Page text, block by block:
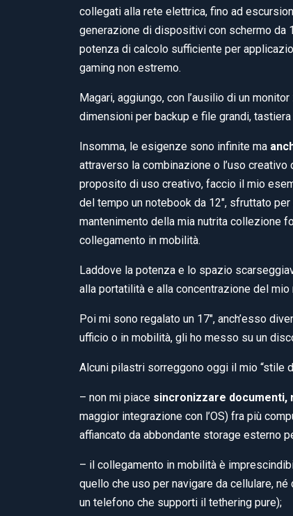
collegati alla rete elettrica, fino ad
generazione di dispositivi con schermo da
potenza di calcolo sufficiente per
gaming non estremo.
Magari, aggiungo, con l’ausilio di un monitor
dimensioni per backup e file grandi,
Insomma, le esigenze sono infinite ma
attraverso la combinazione o l’uso
proposito di uso creativo, faccio il mio
del tempo un notebook da 12″, sfruttato
mantenimento della mia nutrita collezione
collegamento in mobilità.
Laddove la potenza e lo spazio
alla portatilità e alla concentrazione del
Poi mi sono regalato un 17″, anch’esso
ufficio o in mobilità, gli ho messo su un
Alcuni pilastri sorreggono oggi il mio “stile
– non mi piace sincronizzare documenti,
maggior integrazione con l’OS) fra più
affiancato da abbondante storage esterno
– il collegamento in mobilità è
quello che uso per navigare da cellulare,
un telefono che supporti il tethering pure);